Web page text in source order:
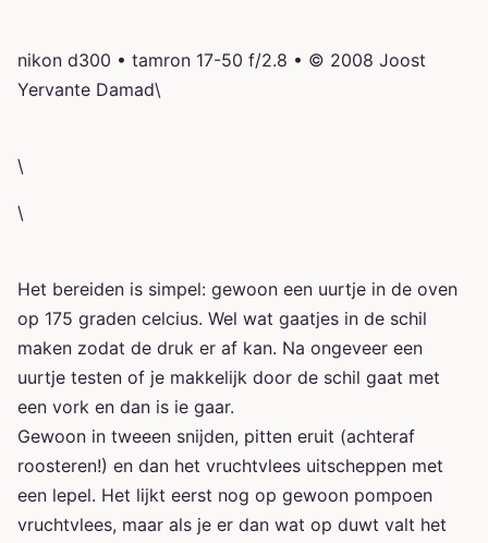
nikon d300 • tamron 17-50 f/2.8 • © 2008 Joost
Yervante Damad\
\
\
Het bereiden is simpel: gewoon een uurtje in de oven
op 175 graden celcius. Wel wat gaatjes in de schil
maken zodat de druk er af kan. Na ongeveer een
uurtje testen of je makkelijk door de schil gaat met
een vork en dan is ie gaar.
Gewoon in tweeen snijden, pitten eruit (achteraf
roosteren!) en dan het vruchtvlees uitscheppen met
een lepel. Het lijkt eerst nog op gewoon pompoen
vruchtvlees, maar als je er dan wat op duwt valt het